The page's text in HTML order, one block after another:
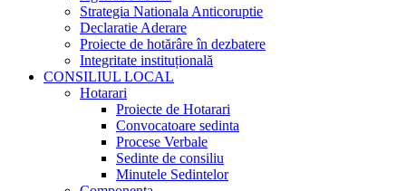
Strategia Nationala Anticoruptie
Declaratie Aderare
Proiecte de hotărâre în dezbatere
Integritate instituțională
CONSILIUL LOCAL
Hotarari
Proiecte de Hotarari
Convocatoare sedinta
Procese Verbale
Sedinte de consiliu
Minutele Sedintelor